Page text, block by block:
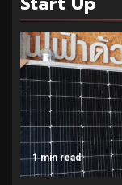
1 min read